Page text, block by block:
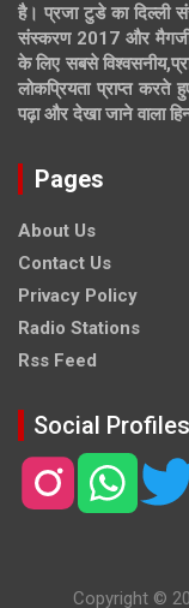
है। प्रजा टुडे का दिल्ली
संस्करण 2017 और
के लिए सबसे
लोकप्रियता प्राप्त
पढ़ा और देखा जाने वाला
Pages
About Us
Contact Us
Privacy Policy
Radio Stations
Rss Feed
Social Profiles
Copyright ©